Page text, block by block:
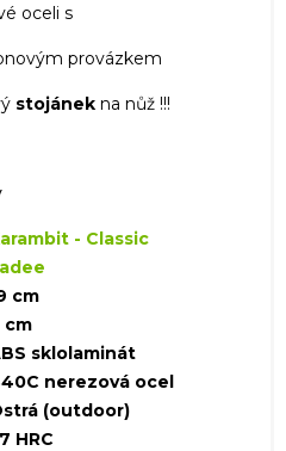
oceli s
provázkem
stojánek na nůž !!!
- Classic
cm
cm
sklolaminát
nerezová ocel
(outdoor)
HRC